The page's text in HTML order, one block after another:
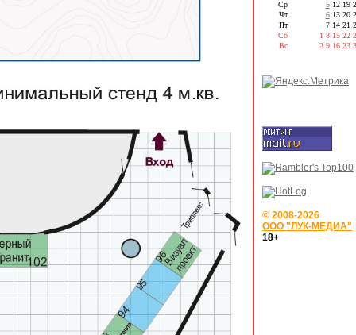
Ср
Чт
Пт
Сб
Вс
5 12 19
6 13 20
7 14 21
1 8 15 22
2 9 16 23
© 2008-2026
ООО "ЛУК-МЕДИА"
18+